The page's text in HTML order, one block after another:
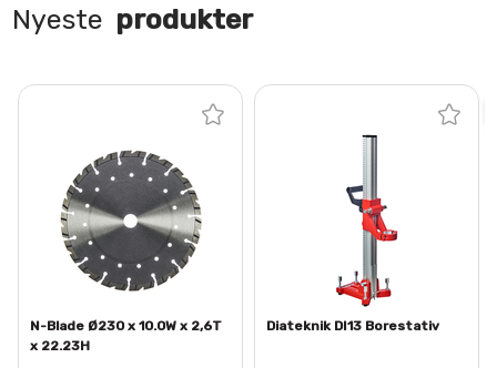
Nyeste produkter
N-Blade Ø230 x 10.0W x 2,6T
x 22.23H
Diateknik DI13 Borestativ